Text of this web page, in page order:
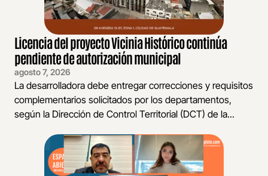
Licencia del proyecto Vicinia Histórico continúa
pendiente de autorización municipal
agosto 7, 2026
La desarrolladora debe entregar correcciones y requisitos
complementarios solicitados por los departamentos,
según la Dirección de Control Territorial (DCT) de la...